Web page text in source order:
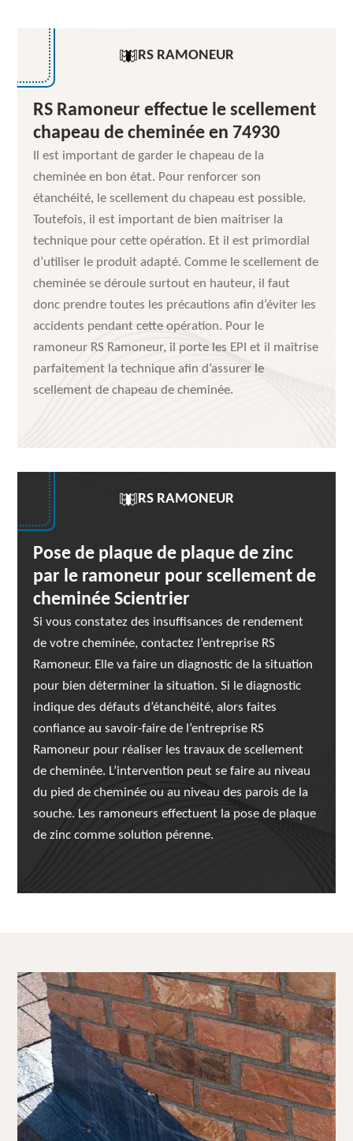
RS RAMONEUR
RS Ramoneur effectue le scellement
chapeau de cheminée en 74930
Il est important de garder le chapeau de la
cheminée en bon état. Pour renforcer son
étanchéité, le scellement du chapeau est possible.
Toutefois, il est important de bien maitriser la
technique pour cette opération. Et il est primordial
d’utiliser le produit adapté. Comme le scellement de
cheminée se déroule surtout en hauteur, il faut
donc prendre toutes les précautions afin d’éviter les
accidents pendant cette opération. Pour le
ramoneur RS Ramoneur, il porte les EPI et il maîtrise
parfaitement la technique afin d’assurer le
scellement de chapeau de cheminée.
RS RAMONEUR
Pose de plaque de plaque de zinc
par le ramoneur pour scellement de
cheminée Scientrier
Si vous constatez des insuffisances de rendement
de votre cheminée, contactez l’entreprise RS
Ramoneur. Elle va faire un diagnostic de la situation
pour bien déterminer la situation. Si le diagnostic
indique des défauts d’étanchéité, alors faites
confiance au savoir-faire de l’entreprise RS
Ramoneur pour réaliser les travaux de scellement
de cheminée. L’intervention peut se faire au niveau
du pied de cheminée ou au niveau des parois de la
souche. Les ramoneurs effectuent la pose de plaque
de zinc comme solution pérenne.